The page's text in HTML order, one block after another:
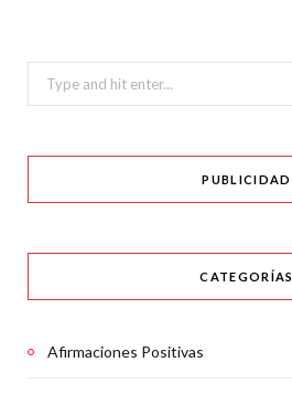
Search
for:
PUBLICIDAD
CATEGORÍAS
Afirmaciones Positivas